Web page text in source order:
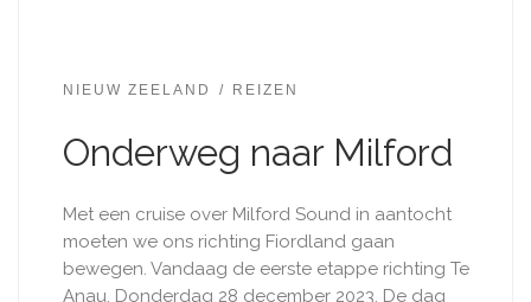
NIEUW ZEELAND REIZEN
Onderweg naar Milford
Met een cruise over Milford Sound in aantocht
moeten we ons richting Fiordland gaan
bewegen. Vandaag de eerste etappe richting Te
Anau. Donderdag 28 december 2023. De dag